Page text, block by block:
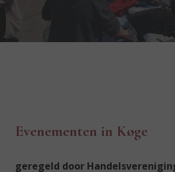
Evenementen in Køge
geregeld door